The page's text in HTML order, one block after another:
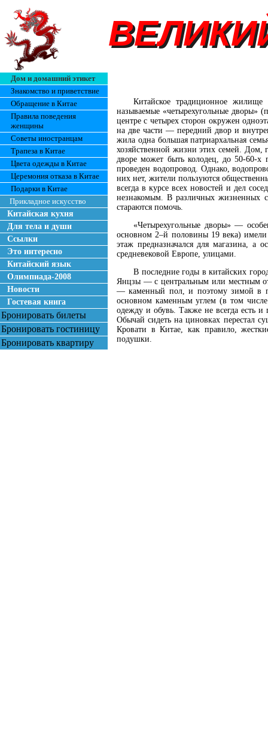
Китайское традиционное жилище
называемые «четырехугольные
центре с четырех сторон окружен
на две части — передний двор и
жила одна большая патриархальная
хозяйственной жизни этих семей. Дом,
дворе может быть колодец, до 50-60-х
проведен водопровод. Однако,
них нет, жители пользуются
всегда в курсе всех новостей и дел
незнакомым. В различных жизненных
стараются помочь.
«Четырехугольные дворы» —
основном 2–й половины 19 века)
этаж предназначался для магазина,
средневековой Европе, улицами.
В последние годы в китайских
Янцзы — с центральным или местным
— каменный пол, и поэтому зимой в
основном каменным углем (в том
одежду и обувь. Также не всегда есть и
Обычай сидеть на циновках перестал
Кровати в Китае, как правило,
подушки.
Дом и домашний этикет
Знакомство и приветствие
Обращение в Китае
Правила поведения
женщины
Советы иностранцам
Трапеза в Китае
Цвета одежды в Китае
Церемония отказа в Китае
Подарки в Китае
Прикладное искусство
Китайская кухня
Для тела и души
Ссылки
Это интересно
Китайский язык
Олимпиада-2008
Новости
Гостевая книга
Бронировать билеты
Бронировать гостиницу
Бронировать квартиру